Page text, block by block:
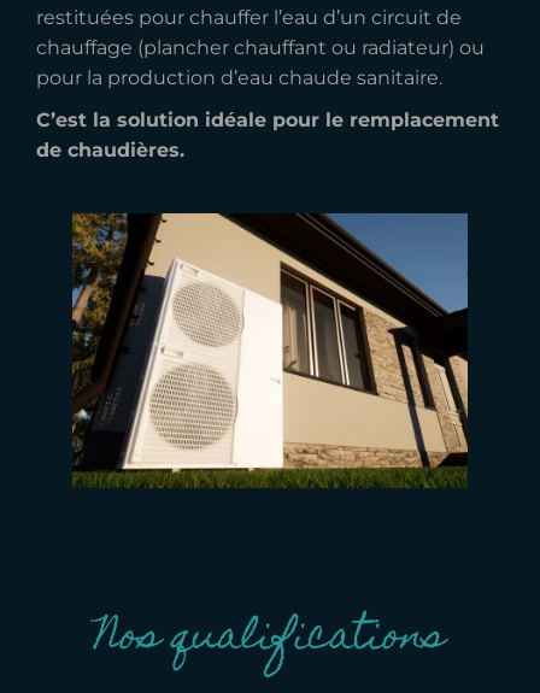
restituées pour chauffer l’eau d’un circuit de
chauffage (plancher chauffant ou radiateur) ou
pour la production d’eau chaude sanitaire.
C’est la solution idéale pour le remplacement
de chaudières.
Nos qualifications